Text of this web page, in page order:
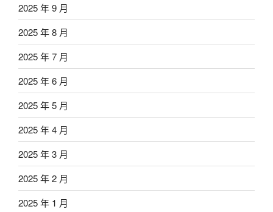
2025 年 9 月
2025 年 8 月
2025 年 7 月
2025 年 6 月
2025 年 5 月
2025 年 4 月
2025 年 3 月
2025 年 2 月
2025 年 1 月